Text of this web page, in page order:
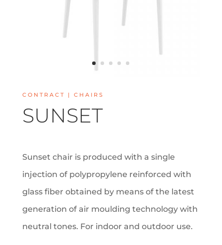
CONTRACT | CHAIRS
SUNSET
Sunset chair is produced with a single
injection of polypropylene reinforced with
glass fiber obtained by means of the latest
generation of air moulding technology with
neutral tones. For indoor and outdoor use.